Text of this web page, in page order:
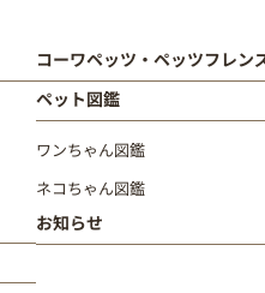
コーワペッツ・ペッツフレン
ペット図鑑
ワンちゃん図鑑
ネコちゃん図鑑
お知らせ